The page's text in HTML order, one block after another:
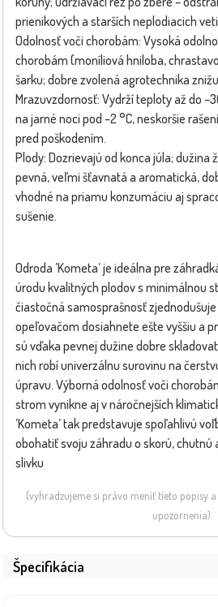
prienikových a starších neplodiacich
Odolnosť voči chorobám: Vysoká
chorobám (moníliová hniloba,
šarku; dobre zvolená agrotechnika
Mrazuvzdornosť: Vydrží teploty až do
na jarné noci pod –2 °C, neskoršie
pred poškodením.
Plody: Dozrievajú od konca júla; dužina
pevná, veľmi šťavnatá a aromatická,
vhodné na priamu konzumáciu aj
sušenie.
Odroda ’Kometa’ je ideálna pre
úrodu kvalitných plodov s minimálnou
čiastočná samosprašnosť
opeľovačom dosiahnete ešte vyššiu a
sú vďaka pevnej dužine dobre
nich robí univerzálnu surovinu na
úpravu. Výborná odolnosť voči
strom vynikne aj v náročnejších
’Kometa’ tak predstavuje spoľahlivú
obohatiť svoju záhradu o skorú, chutnú
slivku
(vyhradzujeme si právo meniť tieto popisy
upozornenia)
Špecifikácia